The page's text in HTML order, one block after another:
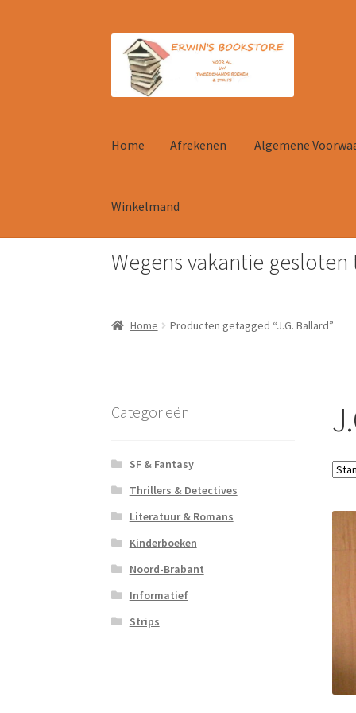
door
naar
navigatie
naar
inhoud
Home Afrekenen Algemene
Winkelmand
HomeAfrekenenAlgemene Voorwaarden
Wegens vakantie
Home Producten getagged “J.G. Ballard”
Categorieën
SF & Fantasy
Thrillers & Detectives
Literatuur & Romans
Kinderboeken
Noord-Brabant
Informatief
Strips